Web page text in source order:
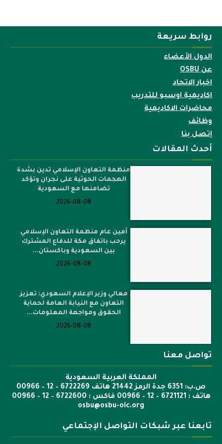
روابط سريعة
الدول الأعضاء
عن OSBU
اخبار الاتحاد
اكاديمية اوسبو للتدريب
محاضرات الاكاديمية
وظائف
إتصل بنا
أحدث المقالات
منظمة التعاون الإسلامي تدين بشدة
الهجمات الحوثية على نجران وتؤكد
تضامنها مع السعودية
2026-08-08
أمين عام منظمة التعاون الإسلامي
يرحب باتفاق مكة للدفاع المشترك
بين السعودية وباكستان...
2026-08-08
معالي وزير الإعلام السعودي: تعزيز
التعاون مع النيابة العامة لحماية
الحقوق ومواجهة المعلومات...
2026-08-08
تواصل معنا
المملكة العربية السعودية
ص.ب: 6351 جدة الرمز 21442 هاتف 6722269 – 12 – 00966
هاتف : 6721121 – 12 – 00966 فاكس : 6722600 – 12 – 00966
osbu@osbu-oic.org
تابعنا عبر شبكات التواصل الإجتماعي